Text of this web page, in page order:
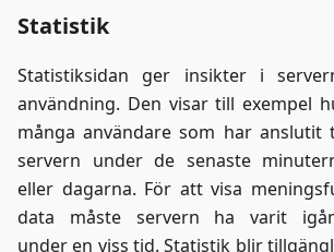
Statistik
Statistiksidan ger insikter i
användning. Den visar till exempel
många användare som har anslutit
servern under de senaste
eller dagarna. För att visa
data måste servern ha varit
under en viss tid. Statistik blir